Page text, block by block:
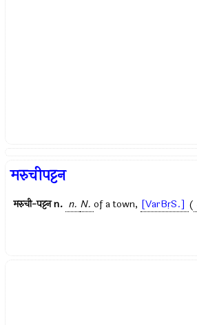
मरुचीपट्टन
मरुची-पट्टनn. n. N. of a town, [VarBṛS.] (